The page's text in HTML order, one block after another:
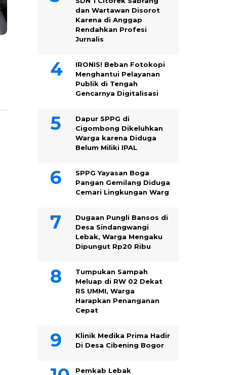
dan Wartawan Disorot
Karena di Anggap
Rendahkan Profesi
Jurnalis
IRONIS! Beban Fotokopi
Menghantui Pelayanan
Publik di Tengah
Gencarnya Digitalisasi
Dapur SPPG di
Cigombong Dikeluhkan
Warga karena Diduga
Belum Miliki IPAL
SPPG Yayasan Boga
Pangan Gemilang Diduga
Cemari Lingkungan Warg
Dugaan Pungli Bansos di
Desa Sindangwangi
Lebak, Warga Mengaku
Dipungut Rp20 Ribu
Tumpukan Sampah
Meluap di RW 02 Dekat
RS UMMI, Warga
Harapkan Penanganan
Cepat
Klinik Medika Prima Hadir
Di Desa Cibening Bogor
Pemkab Lebak